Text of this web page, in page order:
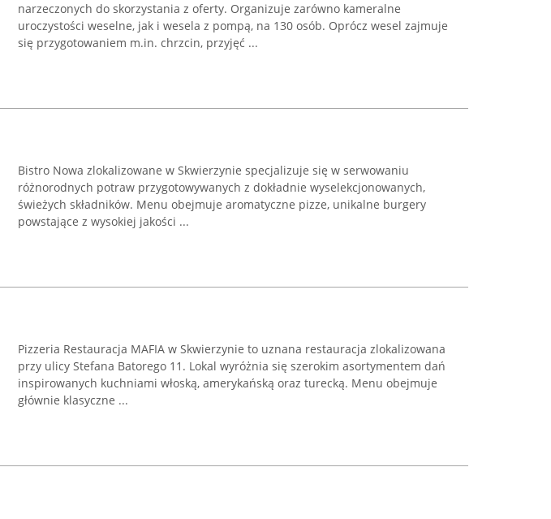
narzeczonych do skorzystania z oferty. Organizuje zarówno kameralne
uroczystości weselne, jak i wesela z pompą, na 130 osób. Oprócz wesel zajmuje
się przygotowaniem m.in. chrzcin, przyjęć ...
Bistro Nowa zlokalizowane w Skwierzynie specjalizuje się w serwowaniu
różnorodnych potraw przygotowywanych z dokładnie wyselekcjonowanych,
świeżych składników. Menu obejmuje aromatyczne pizze, unikalne burgery
powstające z wysokiej jakości ...
Pizzeria Restauracja MAFIA w Skwierzynie to uznana restauracja zlokalizowana
przy ulicy Stefana Batorego 11. Lokal wyróżnia się szerokim asortymentem dań
inspirowanych kuchniami włoską, amerykańską oraz turecką. Menu obejmuje
głównie klasyczne ...